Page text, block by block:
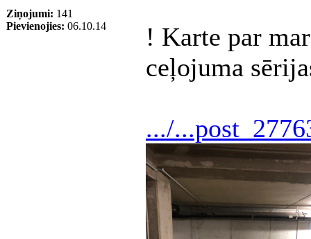
Ziņojumi: 141
Pievienojies: 06.10.14
! Karte par
ceļojuma
.../